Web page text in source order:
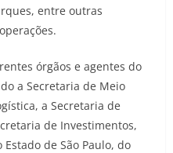
entre outras
órgãos e agentes do
a Secretaria de Meio
a Secretaria de
de Investimentos,
de São Paulo, do